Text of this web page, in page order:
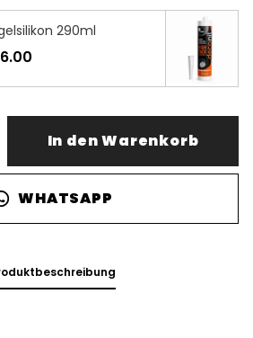
290ml
In den Warenkorb
WHATSAPP